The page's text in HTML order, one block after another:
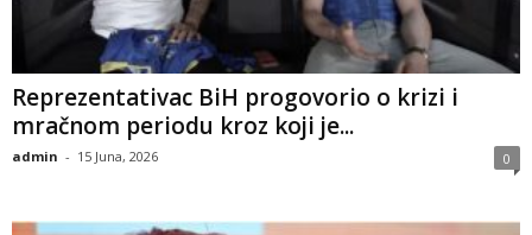
​Reprezentativac BiH progovorio o krizi i
mračnom periodu kroz koji je...
admin - 15 Juna, 2026 0